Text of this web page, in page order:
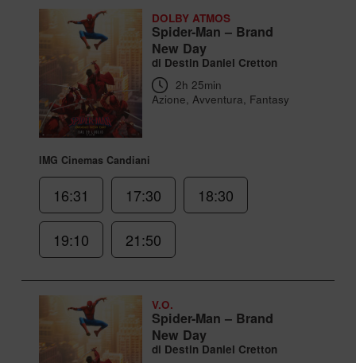
DOLBY ATMOS
Spider-Man – Brand
New Day
di Destin Daniel Cretton
2h 25min
Azione, Avventura, Fantasy
IMG Cinemas Candiani
16:31 17:30 18:30
19:10 21:50
V.O.
Spider-Man – Brand
New Day
di Destin Daniel Cretton